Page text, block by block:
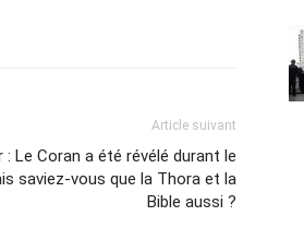
Article suivant
: Le Coran a été révélé durant le
saviez-vous que la Thora et la
Bible aussi ?